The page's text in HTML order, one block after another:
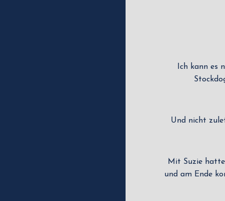
Ich kann es
Und nicht
Mit Suzie
und am Ende